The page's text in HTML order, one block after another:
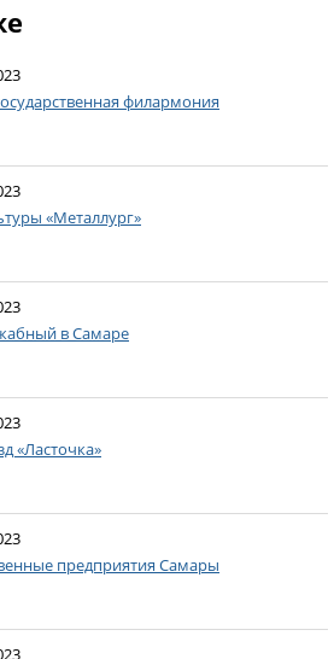
филармония
«Металлург»
в Самаре
«Ласточка»
предприятия Самары